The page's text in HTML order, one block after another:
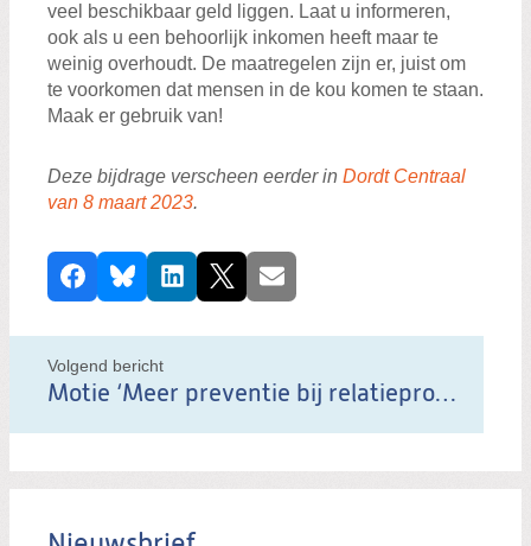
veel beschikbaar geld liggen. Laat u informeren,
ook als u een behoorlijk inkomen heeft maar te
weinig overhoudt. De maatregelen zijn er, juist om
te voorkomen dat mensen in de kou komen te staan.
Maak er gebruik van!
Deze bijdrage verscheen eerder in Dordt Centraal
van 8 maart 2023.
D
e
e
l
d
b
FacebookBlueskyLinkedIn
X E-mail
Volgend bericht
Motie ‘Meer preventie bij relatieproblemen’